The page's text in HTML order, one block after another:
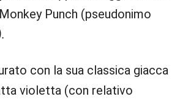
Punch (pseudonimo
con la sua classica giacca
violetta (con relativo